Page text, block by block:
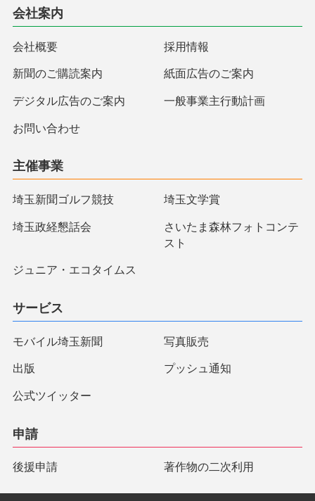
会社案内
会社概要 採用情報
新聞のご購読案内 紙面広告のご案内
デジタル広告のご案内 一般事業主行動計画
お問い合わせ
主催事業
埼玉新聞ゴルフ競技 埼玉文学賞
埼玉政経懇話会
さいたま森林フォトコンテ
スト
ジュニア・エコタイムス
サービス
モバイル埼玉新聞 写真販売
出版 プッシュ通知
公式ツイッター
申請
後援申請 著作物の二次利用